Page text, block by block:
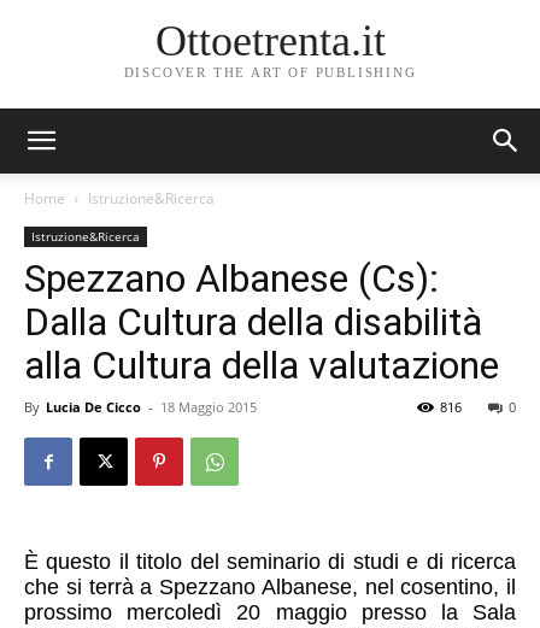
Ottoetrenta.it
DISCOVER THE ART OF PUBLISHING
Home Istruzione&Ricerca
Istruzione&Ricerca
Spezzano Albanese (Cs):
Dalla Cultura della­ disabilità
alla Cultura della valutazione
By Lucia De Cicco - 18 Maggio 2015 0
816
È questo il titolo del seminario di stud­i e di ricerca
che si terrà a Spezzano A­lbanese, nel cosentino, il
prossimo merc­oledì 20 maggio presso la Sala